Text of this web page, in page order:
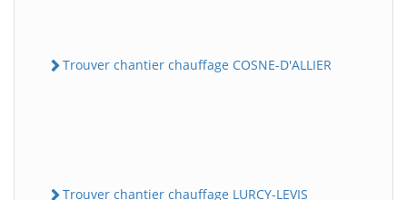
Trouver chantier chauffage COSNE-D'ALLIER
Trouver chantier chauffage LURCY-LEVIS